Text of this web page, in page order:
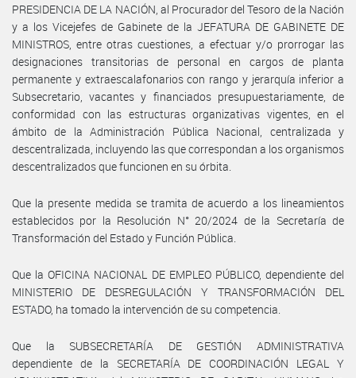
PRESIDENCIA DE LA NACIÓN, al Procurador del Tesoro de la Nación
y a los Vicejefes de Gabinete de la JEFATURA DE GABINETE DE
MINISTROS, entre otras cuestiones, a efectuar y/o prorrogar las
designaciones transitorias de personal en cargos de planta
permanente y extraescalafonarios con rango y jerarquía inferior a
Subsecretario, vacantes y financiados presupuestariamente, de
conformidad con las estructuras organizativas vigentes, en el
ámbito de la Administración Pública Nacional, centralizada y
descentralizada, incluyendo las que correspondan a los organismos
descentralizados que funcionen en su órbita.
Que la presente medida se tramita de acuerdo a los lineamientos
establecidos por la Resolución N° 20/2024 de la Secretaría de
Transformación del Estado y Función Pública.
Que la OFICINA NACIONAL DE EMPLEO PÚBLICO, dependiente del
MINISTERIO DE DESREGULACIÓN Y TRANSFORMACIÓN DEL
ESTADO, ha tomado la intervención de su competencia.
Que la SUBSECRETARÍA DE GESTIÓN ADMINISTRATIVA
dependiente de la SECRETARÍA DE COORDINACIÓN LEGAL Y